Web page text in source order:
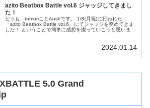
azito Beatbox Battle vol.6 ジャッジしてきまし
た！
どうも、tomoriことAnshです。 1/8(月祝)に行われた
「azito Beatbox Battle vol.6」にてジャッジを務めてきま
した！ ということで簡単に感想を綴っていこうと思いま
2024.01.14
5.0 Grand